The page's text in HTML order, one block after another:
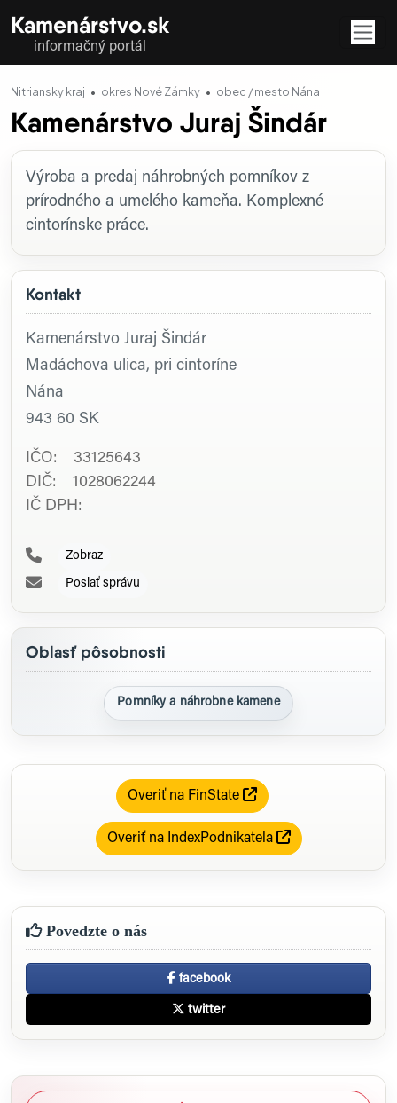
Kamenárstvo.sk
informačný portál
Nitriansky kraj okres Nové Zámky obec / mesto Nána
Kamenárstvo Juraj Šindár
Kontakt
Kamenárstvo Juraj Šindár
Madáchova ulica, pri cintoríne
Nána
943 60 SK
IČO: 33125643
DIČ: 1028062244
IČ DPH:
Zobraz
Poslať správu
Oblasť pôsobnosti
Pomníky a náhrobne kamene
Overiť na FinState
Overiť na IndexPodnikatela
Povedzte o nás
facebook
twitter
Profil firmy
Výroba a predaj náhrobných pomníkov z
prírodného a umelého kameňa. Komplexné
cintorínske práce.